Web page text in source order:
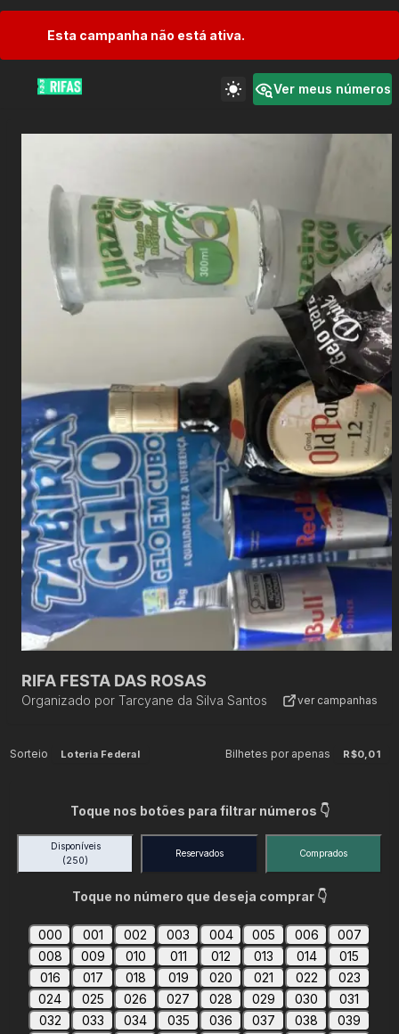
Esta campanha não está ativa.
Ver meus números
RIFA FESTA DAS ROSAS
Organizado por Tarcyane da Silva Santos ver campanhas
Sorteio Loteria Federal Bilhetes por apenas R$0,01
Toque nos botões para filtrar números 👇
Disponíveis
(250)
Reservados Comprados
Toque no número que deseja comprar 👇
000 001 002 003 004 005 006
007
008
009 010 011 012 013 014
015
016
017 018 019 020 021 022
023
024
025 026 027 028 029 030
031
032
033 034 035 036 037 038
039